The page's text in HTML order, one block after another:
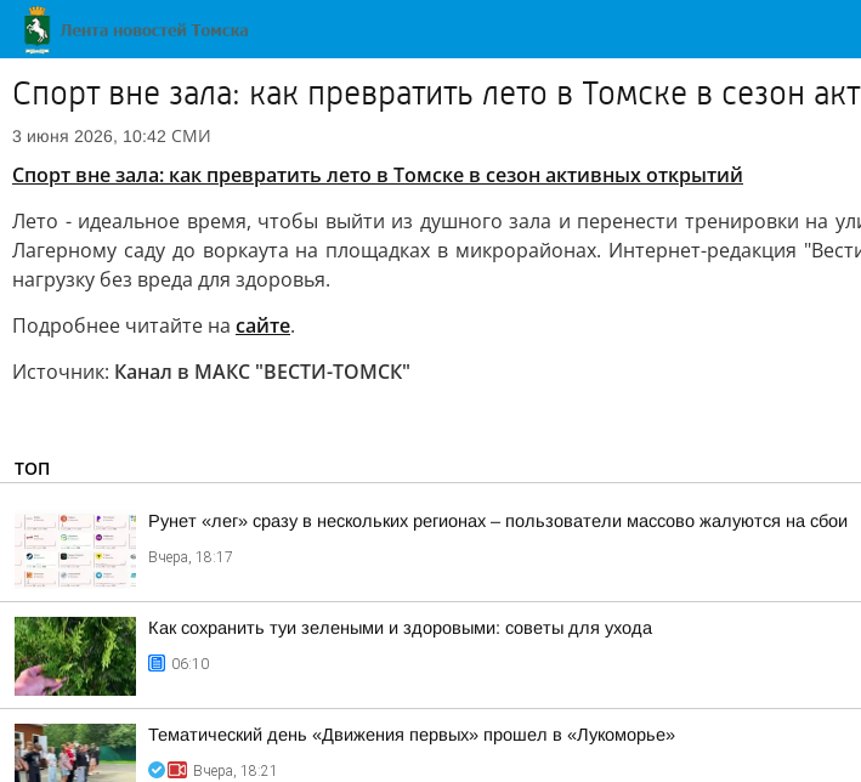
Спорт вне зала: как превратить лето в Томске в сезон
3 июня 2026, 10:42 СМИ
Спорт вне зала: как превратить лето в Томске в сезон активных открытий
Лето - идеальное время, чтобы выйти из душного зала и перенести тренировки на
Лагерному саду до воркаута на площадках в микрорайонах. Интернет-редакция
нагрузку без вреда для здоровья.
Подробнее читайте на сайте.
Источник: Канал в МАКС "ВЕСТИ-ТОМСК"
ТОП
Рунет «лег» сразу в нескольких регионах – пользователи массово жалуются на сбои
Вчера, 18:17
Как сохранить туи зелеными и здоровыми: советы для ухода
06:10
Тематический день «Движения первых» прошел в «Лукоморье»
Вчера, 18:21